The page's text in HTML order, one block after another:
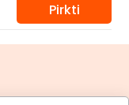
Pirkti